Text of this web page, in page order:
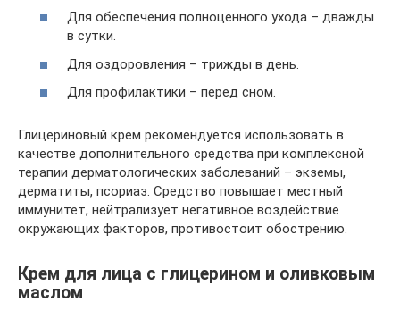
Для обеспечения полноценного ухода – дважды
в сутки.
Для оздоровления – трижды в день.
Для профилактики – перед сном.
Глицериновый крем рекомендуется использовать в
качестве дополнительного средства при комплексной
терапии дерматологических заболеваний – экземы,
дерматиты, псориаз. Средство повышает местный
иммунитет, нейтрализует негативное воздействие
окружающих факторов, противостоит обострению.
Крем для лица с глицерином и оливковым
маслом